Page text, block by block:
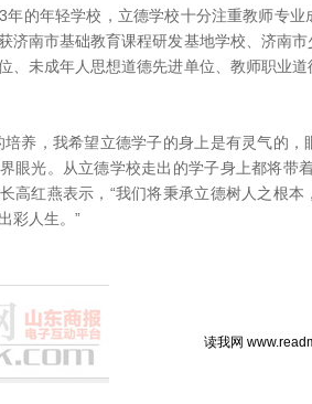
年轻学校，立德学校十分注重教师专业
济南市基础教育课程研发基地学校、济南
、未成年人思想道德先进单位、教师职业
，我希望立德学子的身上是有灵气的，
眼光。从立德学校走出的学子身上都将带
高红燕表示，“我们将秉承立德树人之根
彩人生。”
读我网